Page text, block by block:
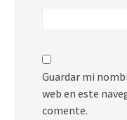
Guardar mi
web en este
comente.